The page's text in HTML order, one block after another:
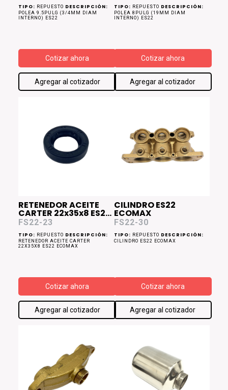
TIPO: REPUESTO DESCRIPCIÓN:
POLEA 9.5PULG (3/4MM DIAM
INTERNO) ES22
Cotizar ahora
Agregar al cotizador
TIPO: REPUESTO DESCRIPCIÓN:
POLEA 8PULG (19MM DIAM
INTERNO) ES22
Cotizar ahora
Agregar al cotizador
RETENEDOR ACEITE
CARTER 22x35x8 ES22
ECOMAX
FS22-23
TIPO: REPUESTO DESCRIPCIÓN:
RETENEDOR ACEITE CARTER
22X35X8 ES22 ECOMAX
Cotizar ahora
Agregar al cotizador
CILINDRO ES22
ECOMAX
FS22-30
TIPO: REPUESTO DESCRIPCIÓN:
CILINDRO ES22 ECOMAX
Cotizar ahora
Agregar al cotizador